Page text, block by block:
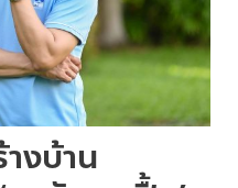
งบ้าน